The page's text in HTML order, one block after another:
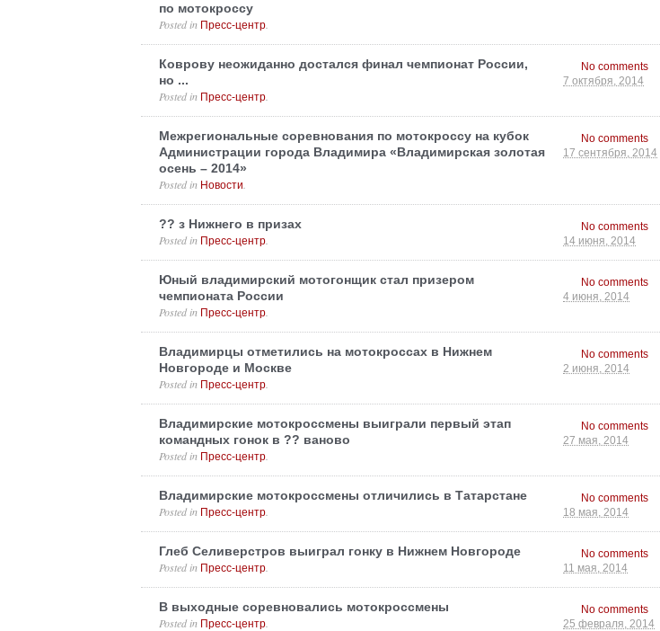
по мотокроссу
Posted in Пресс-центр
Коврову неожиданно достался финал чемпионат России,
но ...
7 октября, 2014
Posted in Пресс-центр
No comments
Межрегиональные соревнования по мотокроссу на кубок
Администрации города Владимира «Владимирская золотая
осень – 2014»
17 сентября, 2014
Posted in Новости
No comments
?? з Нижнего в призах
14 июня, 2014
Posted in Пресс-центр
No comments
Юный владимирский мотогонщик стал призером
чемпионата России
4 июня, 2014
Posted in Пресс-центр
No comments
Владимирцы отметились на мотокроссах в Нижнем
Новгороде и Москве
2 июня, 2014
Posted in Пресс-центр
No comments
Владимирские мотокроссмены выиграли первый этап
командных гонок в ?? ваново
27 мая, 2014
Posted in Пресс-центр
No comments
Владимирские мотокроссмены отличились в Татарстане
18 мая, 2014
Posted in Пресс-центр
No comments
Глеб Селиверстров выиграл гонку в Нижнем Новгороде
11 мая, 2014
Posted in Пресс-центр
No comments
В выходные соревновались мотокроссмены
25 февраля, 2014
Posted in Пресс-центр
No comments